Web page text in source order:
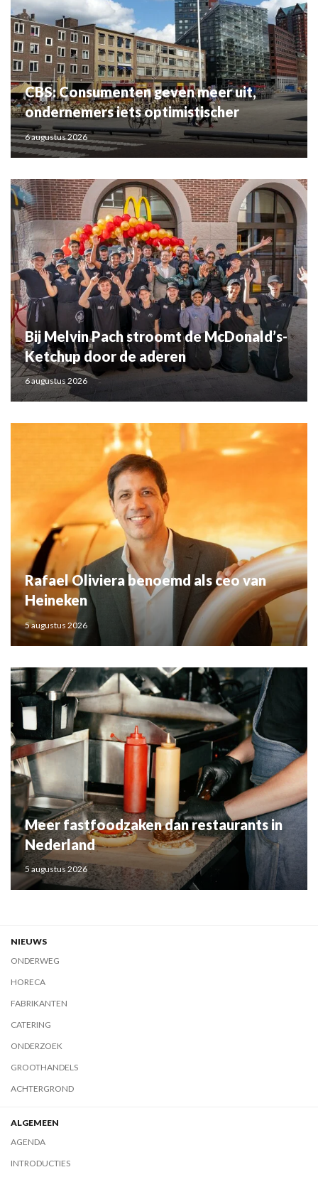
CBS: Consumenten geven meer uit,
ondernemers iets optimistischer
6 augustus 2026
Bij Melvin Pach stroomt de McDonald’s-
Ketchup door de aderen
6 augustus 2026
Rafael Oliviera benoemd als ceo van
Heineken
5 augustus 2026
Meer fastfoodzaken dan restaurants in
Nederland
5 augustus 2026
NIEUWS
ONDERWEG
HORECA
FABRIKANTEN
CATERING
ONDERZOEK
GROOTHANDELS
ACHTERGROND
ALGEMEEN
AGENDA
INTRODUCTIES